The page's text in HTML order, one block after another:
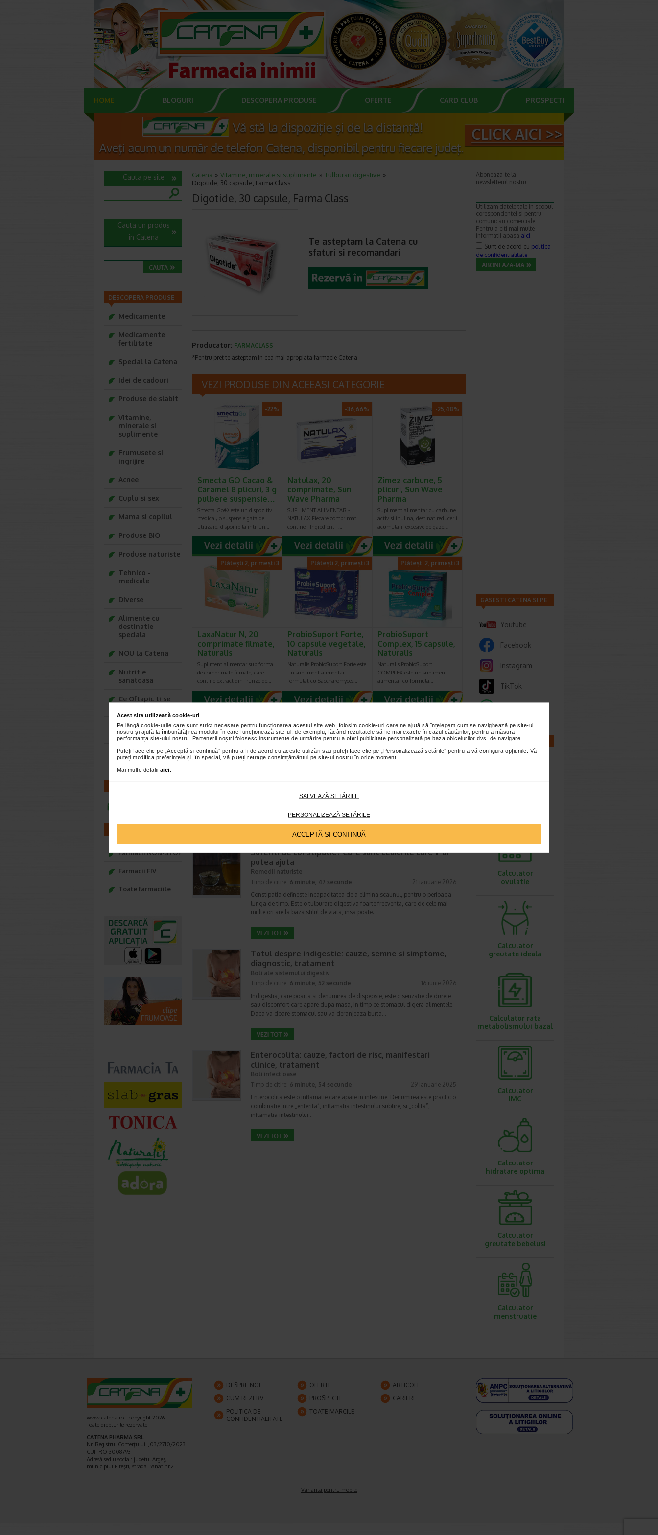
Acest site utilizează cookie-uri
Pe lângă cookie-urile care sunt strict necesare pentru funcționarea acestui site web, folosim cookie-uri care ne ajută să înțelegem cum se navighează pe site-ul
nostru și ajută la îmbunătățirea modului în care funcționează site-ul, de exemplu, făcând rezultatele să fie mai exacte în cazul căutărilor, pentru a măsura
performanța site-ului nostru. Partenerii noștri folosesc instrumente de urmărire pentru a oferi publicitate personalizată pe baza obiceiurilor dvs. de navigare.
Puteți face clic pe „Acceptă si continuă” pentru a fi de acord cu aceste utilizări sau puteți face clic pe „Personalizează setările” pentru a vă configura opțiunile. Vă
puteți modifica preferințele și, în special, vă puteți retrage consimțământul pe site-ul nostru în orice moment.
Mai multe detalii aici
SALVEAZĂ SETĂRILE
PERSONALIZEAZĂ SETĂRILE
ACCEPTĂ SI CONTINUĂ
HOME BLOGURI DESCOPERA PRODUSE OFERTE CARD CLUB PROSPECTE
Catena Vitamine, minerale si suplimente
Tulburari digestive
Digotide, 30 capsule, Farma Class
Digotide, 30 capsule, Farma Class
Te asteptam la Catena cu
sfaturi si recomandari
Producator: FARMACLASS
*Pentru pret te asteptam in cea mai apropiata farmacie Catena
VEZI PRODUSE DIN ACEEASI CATEGORIE
-22%
Smecta GO Cacao &
Caramel 8 plicuri, 3 g
pulbere suspensie…
Smecta Go® este un dispozitiv
medical, o suspensie gata de
utilizare, disponibila intr-un…
-36,66%
Natulax, 20
comprimate, Sun
Wave Pharma
SUPLIMENT ALIMENTAR -
NATULAX Fiecare comprimat
contine: Ingredient |…
-25,48%
Zimez carbune, 5
plicuri, Sun Wave
Pharma
Supliment alimentar cu carbune
activ si inulina, destinat reducerii
acumularii excesive de gaze…
Plătești 2, primești 3
LaxaNatur N, 20
comprimate filmate,
Naturalis
Supliment alimentar sub forma
de comprimate filmate, care
contine extract din frunze de…
Plătești 2, primești 3
ProbioSuport Forte,
10 capsule vegetale,
Naturalis
Naturalis ProbioSuport Forte este
un supliment alimentar
formulat cu Saccharomyces…
Plătești 2, primești 3
ProbioSuport
Complex, 15 capsule,
Naturalis
Naturalis ProbioSuport
COMPLEX este un supliment
alimentar cu formula…
ARTICOLE RECOMANDATE
Diaree: cauze, tratament, preventie
Diareea reprezinta eliminarea de scaune moi sau apoase, mai frecvente decat
simptom foarte comun si poate aparea din numeroase…
Suferiti de constipatie? Care sunt ceaiurile care v-ar
putea ajuta
Remedii naturiste
Timp de citire: 6 minute, 47 secunde
21 ianuarie 2026
Constipatia defineste incapacitatea de a elimina scaunul, pentru o perioada
lunga de timp. Este o tulburare digestiva foarte frecventa, care de cele mai
multe ori are la baza stilul de viata, insa poate…
Totul despre indigestie: cauze, semne si simptome,
diagnostic, tratament
Boli ale sistemului digestiv
Timp de citire: 6 minute, 52 secunde
16 iunie 2026
Indigestia, care poarta si denumirea de dispepsie, este o senzatie de durere
sau disconfort care apare dupa masa, in timp ce stomacul digera alimentele.
Daca va doare stomacul sau va deranjeaza burta…
Enterocolita: cauze, factori de risc, manifestari
clinice, tratament
Boli infectioase
Timp de citire: 6 minute, 54 secunde
29 ianuarie 2025
Enterocolita este o inflamatie care apare in intestine. Denumirea este practic o
combinatie intre „enterita”, inflamatia intestinului subtire, si „colita”,
inflamatia intestinului…
Cauta pe site
Cauta un produs
in Catena
DESCOPERA PRODUSE
Medicamente
Medicamente
fertilitate
Special la Catena
Idei de cadouri
Produse de slabit
Vitamine,
minerale si
suplimente
Frumusete si
ingrijire
Acnee
Cuplu si sex
Mama si copilul
Produse BIO
Produse naturiste
Tehnico -
medicale
Diverse
Alimente cu
destinatie
speciala
NOU la Catena
Nutritie
sanatoasa
Ce Oftapic ti se
Adora – Adorabili
din prima clipa
Seturi cadou
Baylis&Harding
Farmacii NON-STOP
Farmacii FIV
Toate farmaciile
Aboneaza-te la
newsletterul nostru
Utilizam datele tale in scopul
corespondentei si pentru
comunicari comerciale.
Pentru a citi mai multe
informatii apasa aici.
Sunt de acord cu politica
de confidentialitate
GASESTI CATENA SI PE
Youtube
Facebook
Instagram
TikTok
CALCULATOARE
Calculator
ovulatie
Calculator
greutate ideala
Calculator rata
metabolismului bazal
Calculator
IMC
Calculator
hidratare optima
Calculator
greutate bebelusi
Calculator
menstruatie
www.catena.ro - copyright 2026,
Toate drepturile rezervate
CATENA PHARMA SRL
Nr. Registrul Comerţului: J03/2710/2023
CUI: RO 3008793
Adresă sediu social: judetul Argeş,
municipiul Piteşti, strada Banat nr.2
DESPRE NOI OFERTE
ARTICOLE
CUM REZERV
PROSPECTE
CARIERE
POLITICA DE
CONFIDENTIALITATE
TOATE MARCILE
Varianta pentru mobile